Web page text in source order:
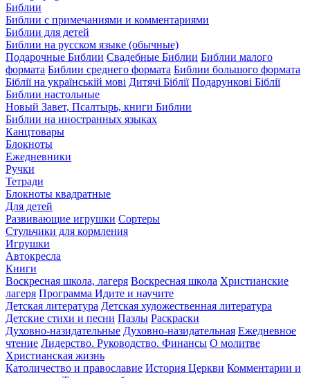
Библии
Библии с примечаниями и комментариями
Библии для детей
Библии на русском языке (обычные)
Подарочные Библии Свадебные Библии Библии малого
формата Библии среднего формата Библии большого формата
Біблії на українській мові Дитячі Біблії Подарункові Біблії
Библии настольные
Новый Завет, Псалтырь, книги Библии
Библии на иностранных языках
Канцтовары
Блокноты
Ежедневники
Ручки
Тетради
Блокноты квадратные
Для детей
Развивающие игрушки Сортеры
Стульчики для кормления
Игрушки
Автокресла
Книги
Воскресная школа, лагеря Воскресная школа Христианские
лагеря Программа Идите и научите
Детская литература Детская художественная литература
Детские стихи и песни Пазлы Раскраски
Духовно-назидательные Духовно-назидательная Ежедневное
чтение Лидерство. Руководство. Финансы О молитве
Христианская жизнь
Католичество и православие История Церкви Комментарии и